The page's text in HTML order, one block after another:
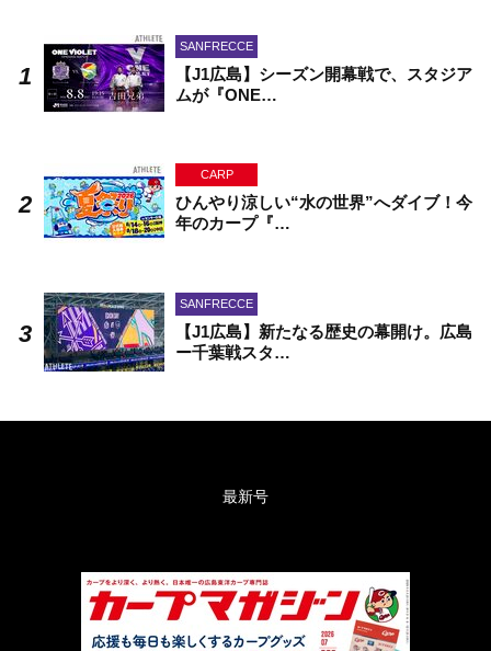
SANFRECCE
【J1広島】シーズン開幕戦で、スタジア
ムが『ONE…
CARP
ひんやり涼しい“水の世界”へダイブ！今
年のカープ『…
SANFRECCE
【J1広島】新たなる歴史の幕開け。広島
ー千葉戦スタ…
最新号